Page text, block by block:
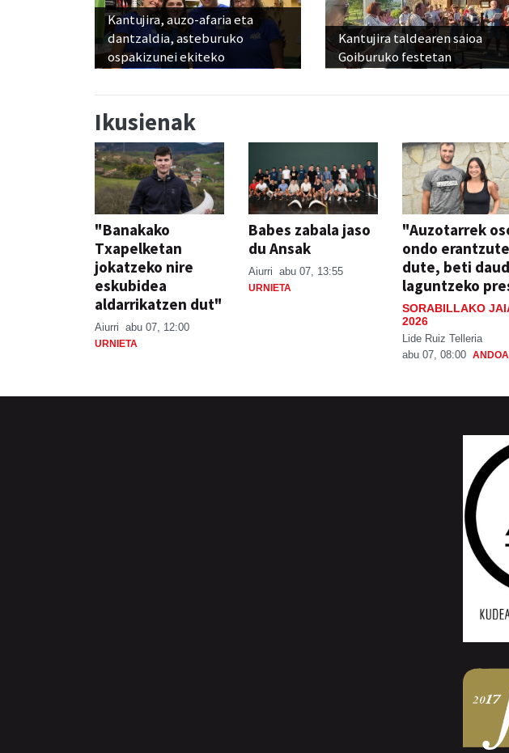
Kantujira, auzo-afaria eta
dantzaldia, asteburuko
ospakizunei ekiteko
Kantujira taldearen saioa
Goiburuko festetan
Ikusienak
"Banakako
Txapelketan
jokatzeko nire
eskubidea
aldarrikatzen dut"
Aiurri abu 07, 12:00
URNIETA
Babes zabala jaso
du Ansak
Aiurri abu 07, 13:55
URNIETA
"Auzotarrek
ondo
dute, beti
laguntzeko
SORABILLAKO
2026
Lide Ruiz Telleria
abu 07, 08:00